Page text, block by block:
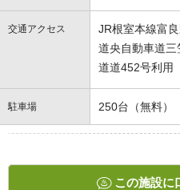
交通アクセス
JR根室本線富
道央自動車道
道道452号利用
駐車場 250台（無料）
この施設に